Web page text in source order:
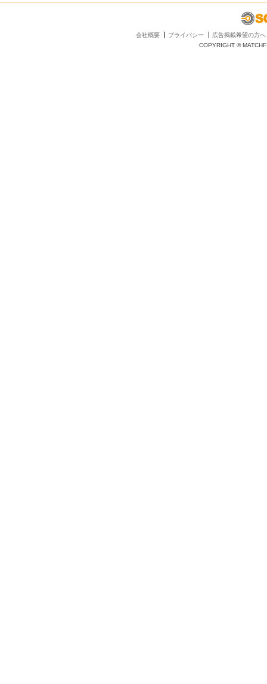
会社概要 プライバシー
広告掲載希望の方へ
COPYRIGHT ©